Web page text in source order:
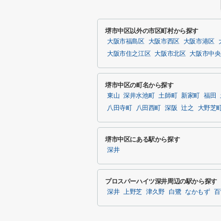
堺市中区以外の市区町村から探す
大阪市福島区 大阪市西区 大阪市港区
大阪市住之江区
大阪市北区 大阪市中
堺市中区の町名から探す
東山 深井水池町 土師町 新家町 福田
八田寺町
八田西町 深阪 辻之 大野芝
堺市中区にある駅から探す
深井
プロスパーハイツ深井周辺の駅から探す
深井 上野芝 津久野 白鷺 なかもず